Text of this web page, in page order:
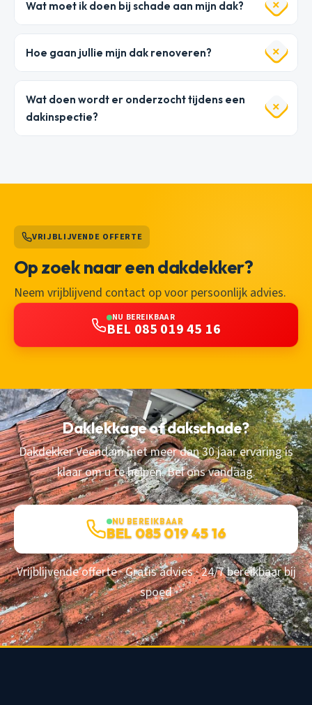
Wat moet ik doen bij schade aan mijn dak?
Hoe gaan jullie mijn dak renoveren?
Wat doen wordt er onderzocht tijdens een
dakinspectie?
VRIJBLIJVENDE OFFERTE
Op zoek naar een dakdekker?
Neem vrijblijvend contact op voor persoonlijk advies.
NU BEREIKBAAR
BEL 085 019 45 16
Daklekkage of dakschade?
Dakdekker Veendam met meer dan 30 jaar ervaring is
klaar om u te helpen. Bel ons vandaag.
NU BEREIKBAAR
BEL 085 019 45 16
Vrijblijvende offerte · Gratis advies · 24/7 bereikbaar bij
spoed